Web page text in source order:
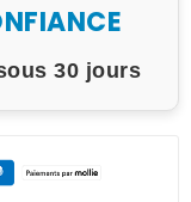
30 jours